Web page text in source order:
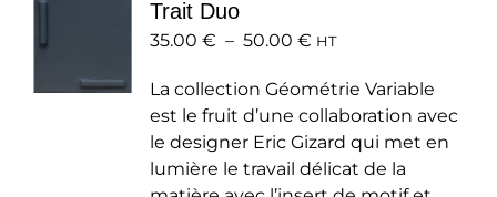
peuvent
choisies
sur
la
page
Trait Duo
35.00 € – 50.00 €Plage
prix :
35.00 €
à
50.00 €
HT
La collection Géométrie Variable
est le fruit d’une collaboration avec
le designer Eric Gizard qui met en
lumière le travail délicat de la